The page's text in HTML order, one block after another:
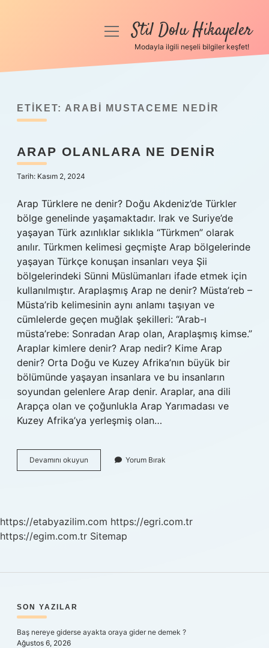
Anasayfa
Yasal Uyarı
Hakkımızda
menüyüStil Dolu Hikayeler
Modayla ilgili neşeli bilgiler keşfet!
ETIKET: ARABI MUSTACEME NEDIR
ARAP OLANLARA NE DENIR
Tarih: Kasım 2, 2024
Arap Türklere ne denir? Doğu Akdeniz’de Türkler
bölge genelinde yaşamaktadır. Irak ve Suriye’de
yaşayan Türk azınlıklar sıklıkla “Türkmen” olarak
anılır. Türkmen kelimesi geçmişte Arap bölgelerinde
yaşayan Türkçe konuşan insanları veya Şii
bölgelerindeki Sünni Müslümanları ifade etmek için
kullanılmıştır. Araplaşmış Arap ne denir? Müsta’reb –
Müsta’rib kelimesinin aynı anlamı taşıyan ve
cümlelerde geçen muğlak şekilleri: “Arab-ı
müsta’rebe: Sonradan Arap olan, Araplaşmış kimse.”
Araplar kimlere denir? Arap nedir? Kime Arap
denir? Orta Doğu ve Kuzey Afrika’nın büyük bir
bölümünde yaşayan insanlara ve bu insanların
soyundan gelenlere Arap denir. Araplar, ana dili
Arapça olan ve çoğunlukla Arap Yarımadası ve
Kuzey Afrika’ya yerleşmiş olan…
Devamını okuyun
Olanlara
Yorum Bırak
https://etabyazilim.com https://egri.com.tr
https://egim.com.tr Sitemap
SIDEBAR
SON YAZILAR
Baş nereye giderse ayakta oraya gider ne demek ?
Ağustos 6, 2026